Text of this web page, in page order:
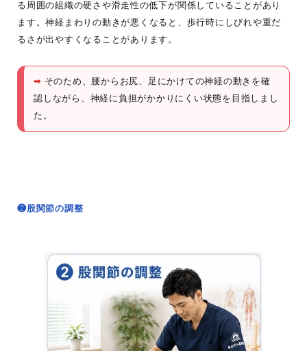
る周囲の組織の硬さや滑走性の低下が関係していることがあり
ます。神経まわりの動きが悪くなると、歩行時にしびれや重だ
るさが出やすくなることがあります。
➡ そのため、腰からお尻、足にかけての神経の動きを確
認しながら、神経に負担がかかりにくい状態を目指しまし
た。
❷股関節の調整